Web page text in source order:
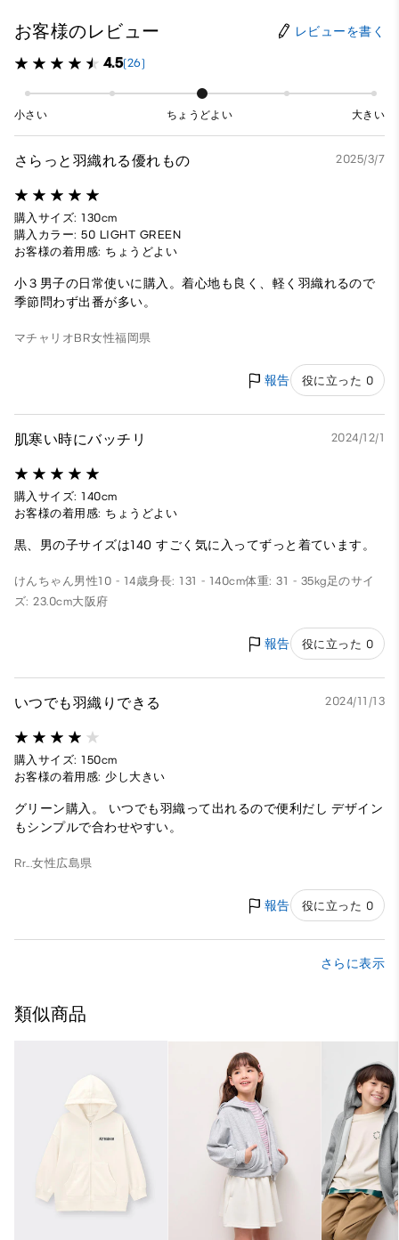
お客様のレビュー レビューを書く
4.5(26)
小さい ちょうどよい 大きい
さらっと羽織れる優れもの 2025/3/7
購入サイズ: 130cm
購入カラー: 50 LIGHT GREEN
お客様の着用感: ちょうどよい
小３男子の日常使いに購入。着心地も良く、軽く羽織れるので
季節問わず出番が多い。
マチャリオBR女性福岡県
報告 役に立った 0
肌寒い時にバッチリ 2024/12/1
購入サイズ: 140cm
お客様の着用感: ちょうどよい
黒、男の子サイズは140 すごく気に入ってずっと着ています。
けんちゃん男性10 - 14歳身長: 131 - 140cm体重: 31 - 35kg足のサイ
ズ: 23.0cm大阪府
報告 役に立った 0
いつでも羽織りできる 2024/11/13
購入サイズ: 150cm
お客様の着用感: 少し大きい
グリーン購入。 いつでも羽織って出れるので便利だし デザイン
もシンプルで合わせやすい。
Rr...女性広島県
報告 役に立った 0
さらに表示
類似商品